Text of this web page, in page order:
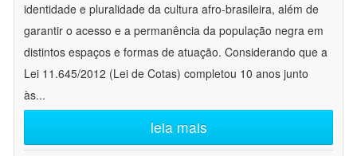
identidade e pluralidade da cultura afro-brasileira, além de
garantir o acesso e a permanência da população negra em
distintos espaços e formas de atuação. Considerando que a
Lei 11.645/2012 (Lei de Cotas) completou 10 anos junto
às...
leia mais